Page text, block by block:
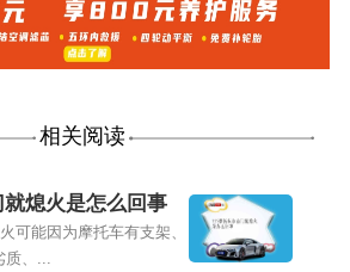
相关阅读
熄火是怎么回事
可能因为摩托车有支架、
质、...